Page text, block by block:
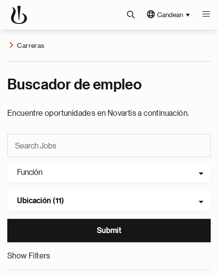
Candean
Carreras
Buscador de empleo
Encuentre oportunidades en Novartis a continuación.
Función
Ubicación (11)
Show Filters